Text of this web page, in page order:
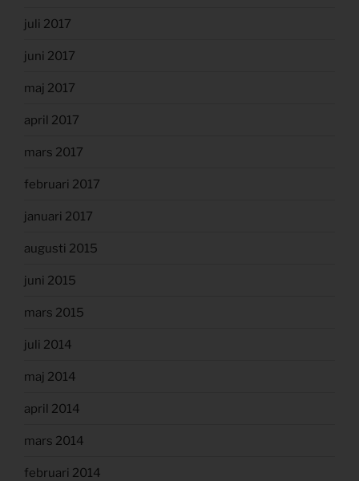
juli 2017
juni 2017
maj 2017
april 2017
mars 2017
februari 2017
januari 2017
augusti 2015
juni 2015
mars 2015
juli 2014
maj 2014
april 2014
mars 2014
februari 2014